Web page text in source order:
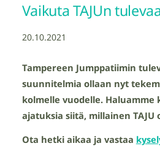
Vaikuta TAJUn
20.10.2021
Tampereen Jumppatiimin
suunnitelmia ollaan nyt
kolmelle vuodelle. Haluamme
ajatuksia siitä, millainen TAJU
Ota hetki aikaa ja vastaa